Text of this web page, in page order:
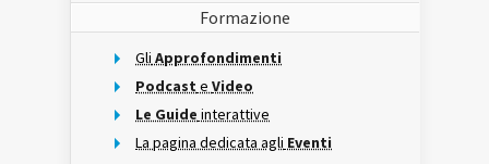
Formazione
Gli Approfondimenti
Podcast e Video
Le Guide interattive
La pagina dedicata agli Eventi